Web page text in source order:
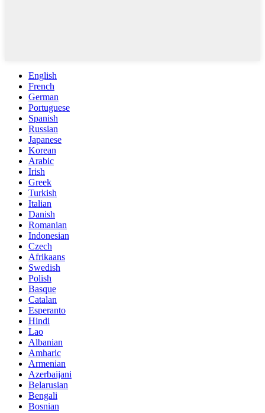
English
French
German
Portuguese
Spanish
Russian
Japanese
Korean
Arabic
Irish
Greek
Turkish
Italian
Danish
Romanian
Indonesian
Czech
Afrikaans
Swedish
Polish
Basque
Catalan
Esperanto
Hindi
Lao
Albanian
Amharic
Armenian
Azerbaijani
Belarusian
Bengali
Bosnian